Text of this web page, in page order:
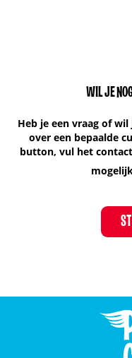
WIL JE
Heb je een vraag of
over een bepaalde
button, vul het